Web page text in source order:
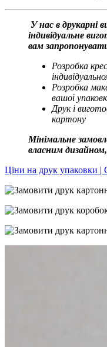
У нас в друкарні
індивідуальне
вам
Розробка
Розробка
вашої
Друк і
картону
Мінімальне
власним
Ціни на друк упаковки |